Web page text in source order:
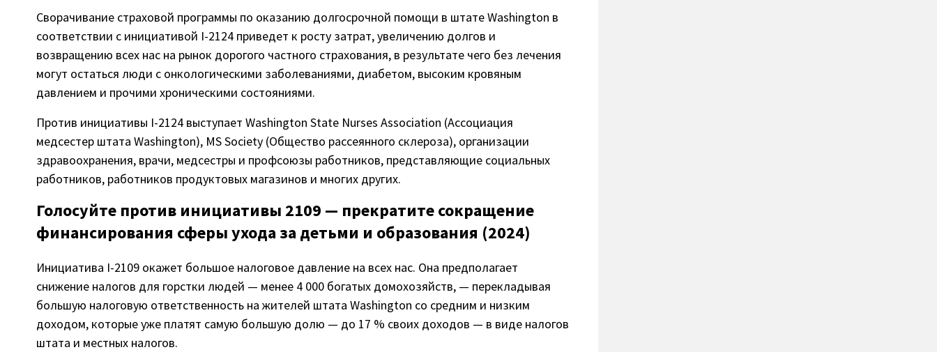
Сворачивание страховой программы по оказанию долгосрочной помощи в штате Washington в
соответствии с инициативой I-2124 приведет к росту затрат, увеличению долгов и
возвращению всех нас на рынок дорогого частного страхования, в результате чего без лечения
могут остаться люди с онкологическими заболеваниями, диабетом, высоким кровяным
давлением и прочими хроническими состояниями.
Против инициативы I-2124 выступает Washington State Nurses Association (Ассоциация
медсестер штата Washington), MS Society (Общество рассеянного склероза), организации
здравоохранения, врачи, медсестры и профсоюзы работников, представляющие социальных
работников, работников продуктовых магазинов и многих других.
Голосуйте против инициативы 2109 — прекратите сокращение
финансирования сферы ухода за детьми и образования (2024)
Инициатива I-2109 окажет большое налоговое давление на всех нас. Она предполагает
снижение налогов для горстки людей — менее 4 000 богатых домохозяйств, — перекладывая
большую налоговую ответственность на жителей штата Washington со средним и низким
доходом, которые уже платят самую большую долю — до 17 % своих доходов — в виде налогов
штата и местных налогов.